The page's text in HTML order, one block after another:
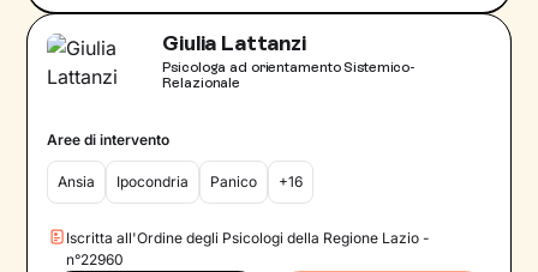
Giulia Lattanzi
Psicologa ad orientamento Sistemico-
Relazionale
Aree di intervento
Ansia Ipocondria Panico +16
Iscritta all'Ordine degli Psicologi della Regione Lazio -
n°22960